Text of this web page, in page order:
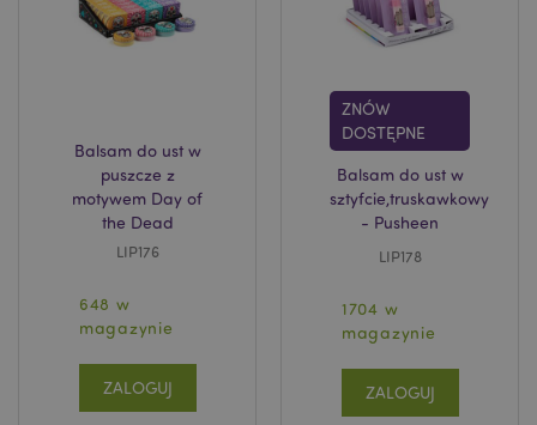
Balsam do ust w
puszcze z
motywem Day of
the Dead
LIP176
648 w
magazynie
ZALOGUJ
ZNÓW
DOSTĘPNE
Balsam do ust w
sztyfcie,truskawkowy
- Pusheen
LIP178
1704 w
magazynie
ZALOGUJ
recently_viewed_product
Adobe Inc.
www.puckator.pl